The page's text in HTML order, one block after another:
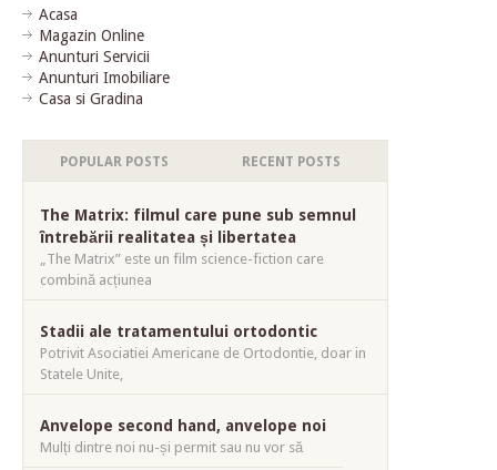
Acasa
Magazin Online
Anunturi Servicii
Anunturi Imobiliare
Casa si Gradina
POPULAR POSTS RECENT POSTS
The Matrix: filmul care pune sub semnul
întrebării realitatea și libertatea
„The Matrix” este un film science-fiction care
combină acțiunea
Stadii ale tratamentului ortodontic
Potrivit Asociatiei Americane de Ortodontie, doar in
Statele Unite,
Anvelope second hand, anvelope noi
Mulți dintre noi nu-și permit sau nu vor să